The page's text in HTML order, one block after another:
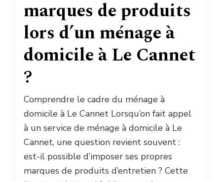
marques de produits
lors d’un ménage à
domicile à Le Cannet
?
Comprendre le cadre du ménage à
domicile à Le Cannet Lorsqu’on fait appel
à un service de ménage à domicile à Le
Cannet, une question revient souvent :
est-il possible d’imposer ses propres
marques de produits d’entretien ? Cette